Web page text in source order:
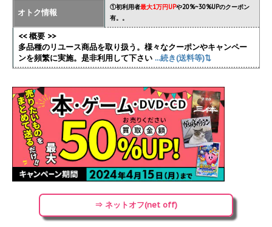
オトク情報
①初利用者最大1万円UPや20%~30%UPのクーポン
有。。
<< 概要 >>
多品種のリユース商品を取り扱う。様々なクーポンやキャンペー
ンを頻繁に実施。是非利用して下さい ...続き(送料等)⇅
⇒ ネットオフ(net off)